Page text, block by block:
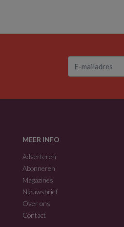
MEER INFO
Adverteren
Abonneren
Magazines
Nieuwsbrief
Over ons
Contact